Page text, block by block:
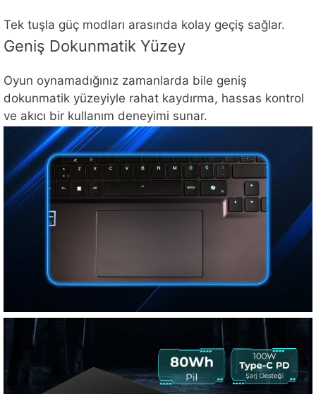
Tek tuşla güç modları arasında kolay geçiş sağlar.
Geniş Dokunmatik Yüzey
Oyun oynamadığınız zamanlarda bile geniş
dokunmatik yüzeyiyle rahat kaydırma, hassas kontrol
ve akıcı bir kullanım deneyimi sunar.